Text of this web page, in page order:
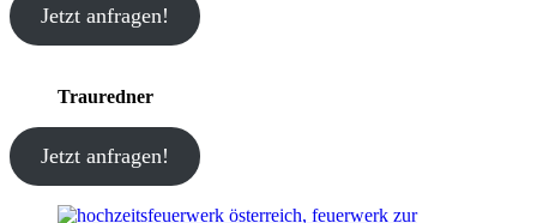
Jetzt anfragen!
Trauredner
Jetzt anfragen!